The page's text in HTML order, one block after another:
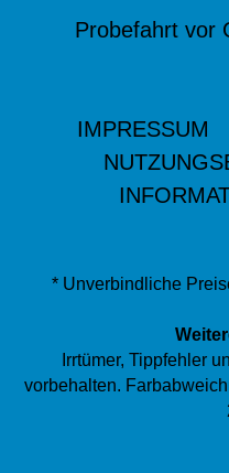
Probefahrt vor
IMPRESSUM
* Unverbindliche
Irrtümer, Tippfehler
vorbehalten.